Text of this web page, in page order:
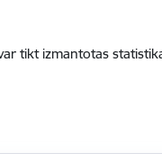
tikt izmantotas